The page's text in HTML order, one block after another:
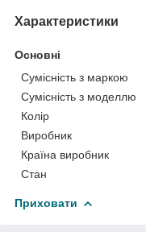
Характеристики
Основні
Сумісність з маркою
Сумісність з моделлю
Колір
Виробник
Країна виробник
Стан
Приховати